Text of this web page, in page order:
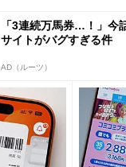
「3連続万馬券…！」今
サイトがバグすぎる件
AD（ルーツ）